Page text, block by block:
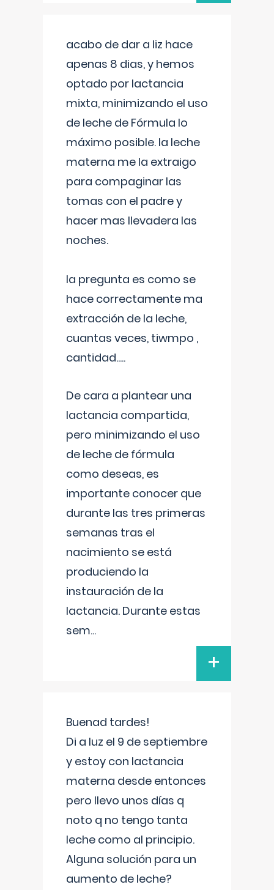
acabo de dar a liz hace
apenas 8 dias, y hemos
optado por lactancia
mixta, minimizando el uso
de leche de Fórmula lo
máximo posible. la leche
materna me la extraigo
para compaginar las
tomas con el padre y
hacer mas llevadera las
noches.
la pregunta es como se
hace correctamente ma
extracción de la leche,
cuantas veces, tiwmpo ,
cantidad.....
De cara a plantear una
lactancia compartida,
pero minimizando el uso
de leche de fórmula
como deseas, es
importante conocer que
durante las tres primeras
semanas tras el
nacimiento se está
produciendo la
instauración de la
lactancia. Durante estas
sem...
+
Buenad tardes!
Di a luz el 9 de septiembre
y estoy con lactancia
materna desde entonces
pero llevo unos días q
noto q no tengo tanta
leche como al principio.
Alguna solución para un
aumento de leche?